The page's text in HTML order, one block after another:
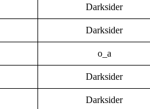
Darksider
Darksider
o_a
Darksider
Darksider